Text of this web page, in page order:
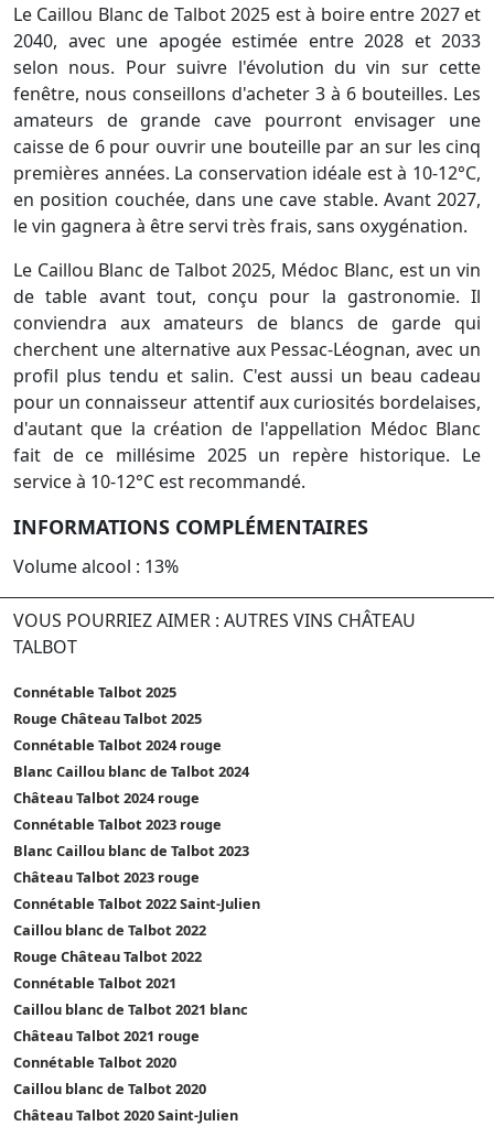
Le Caillou Blanc de Talbot 2025 est à boire entre 2027 et
2040, avec une apogée estimée entre 2028 et 2033
selon nous. Pour suivre l'évolution du vin sur cette
fenêtre, nous conseillons d'acheter 3 à 6 bouteilles. Les
amateurs de grande cave pourront envisager une
caisse de 6 pour ouvrir une bouteille par an sur les cinq
premières années. La conservation idéale est à 10-12°C,
en position couchée, dans une cave stable. Avant 2027,
le vin gagnera à être servi très frais, sans oxygénation.
Le Caillou Blanc de Talbot 2025, Médoc Blanc, est un vin
de table avant tout, conçu pour la gastronomie. Il
conviendra aux amateurs de blancs de garde qui
cherchent une alternative aux Pessac-Léognan, avec un
profil plus tendu et salin. C'est aussi un beau cadeau
pour un connaisseur attentif aux curiosités bordelaises,
d'autant que la création de l'appellation Médoc Blanc
fait de ce millésime 2025 un repère historique. Le
service à 10-12°C est recommandé.
INFORMATIONS COMPLÉMENTAIRES
Volume alcool : 13%
VOUS POURRIEZ AIMER : AUTRES VINS CHÂTEAU
TALBOT
Connétable Talbot 2025
Rouge Château Talbot 2025
Connétable Talbot 2024 rouge
Blanc Caillou blanc de Talbot 2024
Château Talbot 2024 rouge
Connétable Talbot 2023 rouge
Blanc Caillou blanc de Talbot 2023
Château Talbot 2023 rouge
Connétable Talbot 2022 Saint-Julien
Caillou blanc de Talbot 2022
Rouge Château Talbot 2022
Connétable Talbot 2021
Caillou blanc de Talbot 2021 blanc
Château Talbot 2021 rouge
Connétable Talbot 2020
Caillou blanc de Talbot 2020
Château Talbot 2020 Saint-Julien